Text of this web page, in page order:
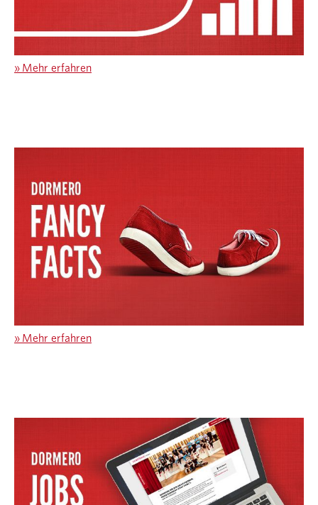
» Mehr erfahren
» Mehr erfahren